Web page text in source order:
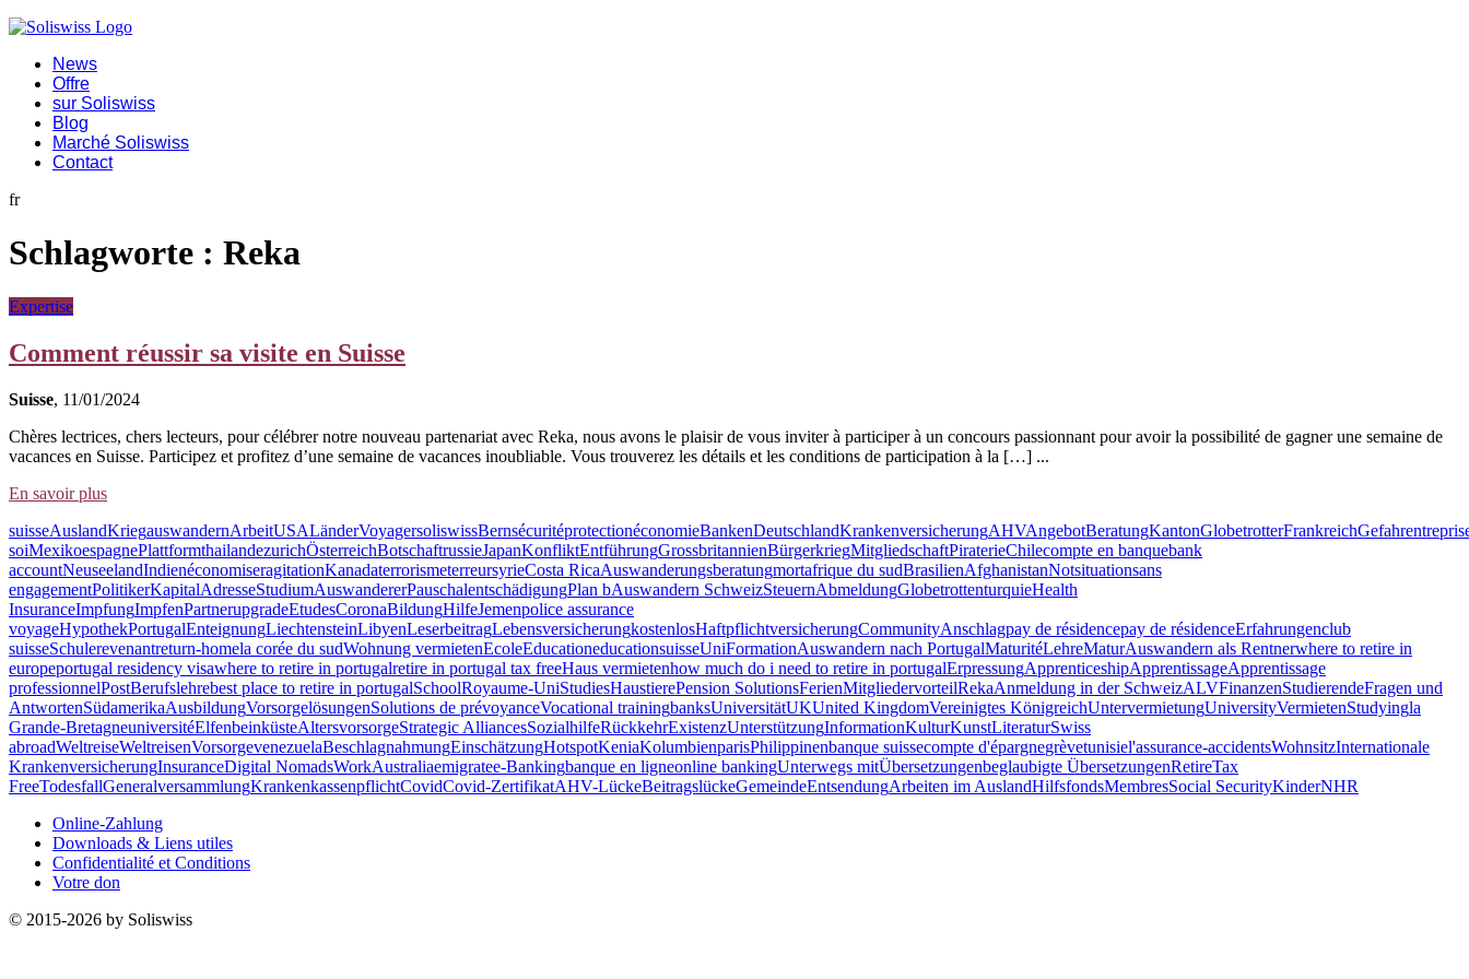
News
Offre
sur Soliswiss
Blog
Marché Soliswiss
Contact
fr
Schlagworte : Reka
Expertise
Comment réussir sa visite en Suisse
Suisse, 11/01/2024
Chères lectrices, chers lecteurs, pour célébrer notre nouveau partenariat avec Reka, nous avons le plaisir de vous inviter à participer à un concours passionnant pour avoir la possibilité de gagner une semaine de
vacances en Suisse. Participez et profitez d’une semaine de vacances inoubliable. Vous trouverez les détails et les conditions de participation à la […] ...
En savoir plus
suisseAuslandKriegauswandernArbeitUSALänderVoyagersoliswissBernsécuritéprotectionéconomieBankenDeutschlandKrankenversicherungAHVAngebotBeratungKantonGlobetrotterFrankreichGefahr
soiMexikoespagnePlattformthailandezurichÖsterreichBotschaftrussieJapanKonfliktEntführungGrossbritannienBürgerkriegMitgliedschaftPiraterieChilecompte en banquebank
accountNeuseelandIndienéconomiseragitationKanadaterrorismeterreursyrieCosta RicaAuswanderungsberatungmortafrique du sudBrasilienAfghanistanNotsituationsans
engagementPolitikerKapitalAdresseStudiumAuswandererPauschalentschädigungPlan bAuswandern SchweizSteuernAbmeldungGlobetrottenturquieHealth
InsuranceImpfungImpfenPartnerupgradeEtudesCoronaBildungHilfeJemenpolice assurance
voyageHypothekPortugalEnteignungLiechtensteinLibyenLeserbeitragLebensversicherungkostenlosHaftpflichtversicherungCommunityAnschlagpay de résidencepay de résidenceErfahrungenclub
suisseSchulerevenantreturn-homela corée du sudWohnung vermietenEcoleEducationeducationsuisseUniFormationAuswandern nach PortugalMaturitéLehreMaturAuswandern als Rentnerwhere to retire in
europeportugal residency visawhere to retire in portugalretire in portugal tax freeHaus vermietenhow much do i need to retire in portugalErpressungApprenticeshipApprentissageApprentissage
professionnelPostBerufslehrebest place to retire in portugalSchoolRoyaume-UniStudiesHaustierePension SolutionsFerienMitgliedervorteilRekaAnmeldung in der SchweizALVFinanzenStudierendeFragen und
AntwortenSüdamerikaAusbildungVorsorgelösungenSolutions de prévoyanceVocational trainingbanksUniversitätUKUnited KingdomVereinigtes KönigreichUntervermietungUniversityVermietenStudyingla
Grande-BretagneuniversitéElfenbeinküsteAltersvorsorgeStrategic AlliancesSozialhilfeRückkehrExistenzUnterstützungInformationKulturKunstLiteraturSwiss
abroadWeltreiseWeltreisenVorsorgevenezuelaBeschlagnahmungEinschätzungHotspotKeniaKolumbienparisPhilippinenbanque suissecompte d'épargnegrèvetunisiel'assurance-accidentsWohnsitzInternationale
KrankenversicherungInsuranceDigital NomadsWorkAustraliaemigratee-Bankingbanque en ligneonline bankingUnterwegs mitÜbersetzungenbeglaubigte ÜbersetzungenRetireTax
FreeTodesfallGeneralversammlungKrankenkassenpflichtCovidCovid-ZertifikatAHV-LückeBeitragslückeGemeindeEntsendungArbeiten im AuslandHilfsfondsMembresSocial SecurityKinderNHR
Online-Zahlung
Downloads & Liens utiles
Confidentialité et Conditions
Votre don
© 2015-2026 by Soliswiss